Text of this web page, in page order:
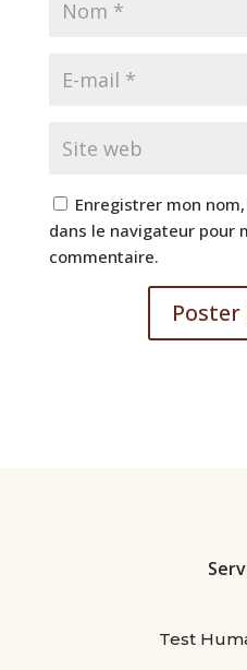
Enregistrer mon
dans le navigateur pour
commentaire.
Test